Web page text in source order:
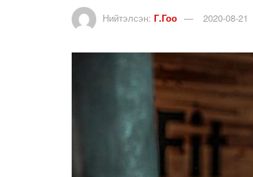
Нийтэлсэн: Г.Гоо 2020-08-21